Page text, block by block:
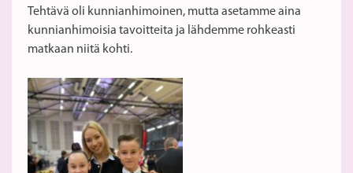
Tehtävä oli kunnianhimoinen, mutta asetamme aina
kunnianhimoisia tavoitteita ja lähdemme rohkeasti
matkaan niitä kohti.